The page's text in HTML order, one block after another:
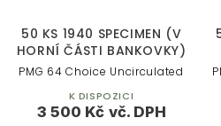
50 KS 1940 SPECIMEN (V
HORNÍ ČÁSTI BANKOVKY)
3 500 Kč
PMG 64 Choice Uncirculated
K DISPOZICI